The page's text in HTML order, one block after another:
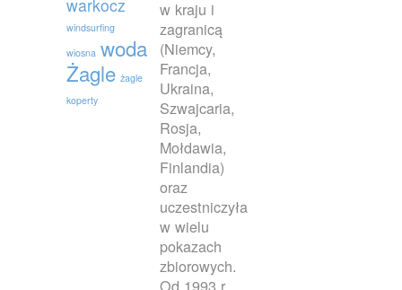
warkocz
windsurfing
wiosna woda
Żagle żagle
koperty
w kraju i
zagranicą
(Niemcy,
Francja,
Ukraina,
Szwajcaria,
Rosja,
Mołdawia,
Finlandia)
oraz
uczestniczyła
w wielu
pokazach
zbiorowych.